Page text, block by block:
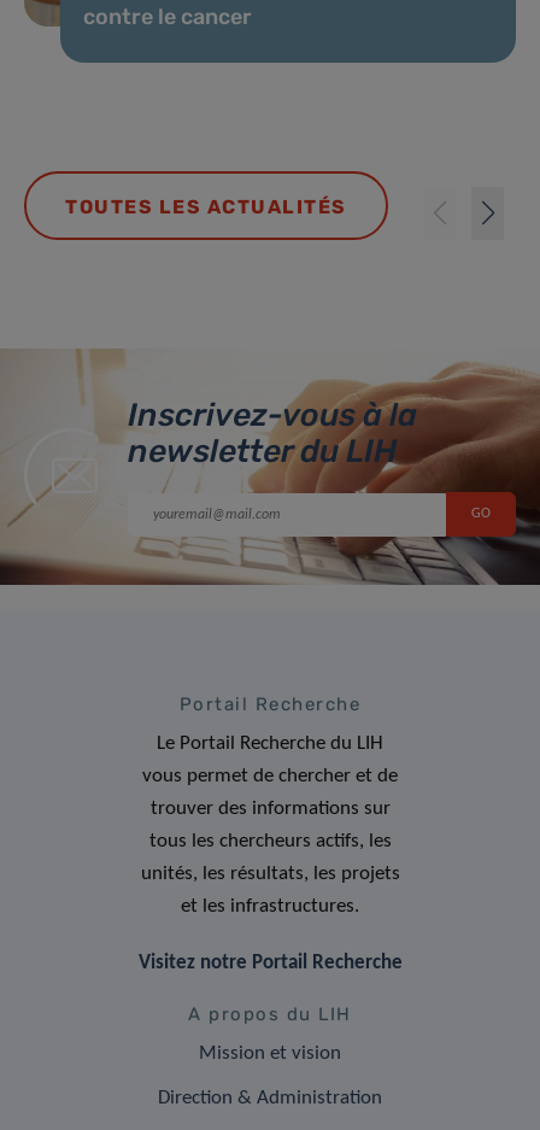
contre le cancer
TOUTES LES ACTUALITÉS
Inscrivez-vous à la
newsletter du LIH
Portail Recherche
Le Portail Recherche du LIH
vous permet de chercher et de
trouver des informations sur
tous les chercheurs actifs, les
unités, les résultats, les projets
et les infrastructures.
Visitez notre Portail Recherche
A propos du LIH
Mission et vision
Direction & Administration